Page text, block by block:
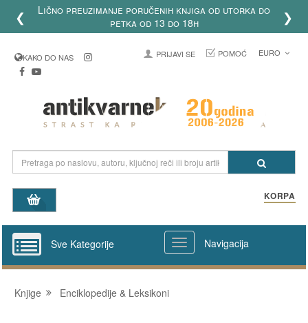
❮
Lično preuzimanje poručenih knjiga od utorka do
petka od 13 do 18h
❯
KAKO DO NAS PRIJAVI SE POMOĆ EURO
KORPA
Sve Kategorije Navigacija
Knjige Enciklopedije & Leksikoni